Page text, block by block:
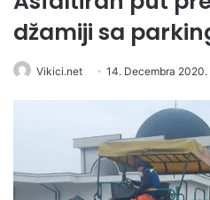
džamiji sa
Vikici.net 14. Decembra 2020.